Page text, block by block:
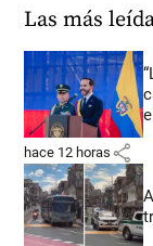
Las más
hace 12 horas share